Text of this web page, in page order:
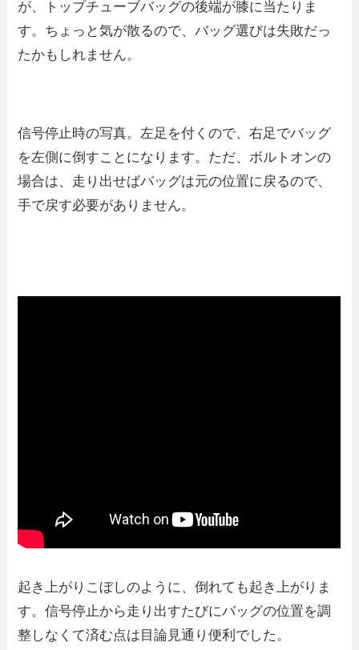
が、トップチューブバッグの後端が膝に当たりま
す。ちょっと気が散るので、バッグ選びは失敗だっ
たかもしれません。
信号停止時の写真。左足を付くので、右足でバッグ
を左側に倒すことになります。ただ、ボルトオンの
場合は、走り出せばバッグは元の位置に戻るので、
手で戻す必要がありません。
起き上がりこぼしのように、倒れても起き上がりま
す。信号停止から走り出すたびにバッグの位置を調
整しなくて済む点は目論見通り便利でした。